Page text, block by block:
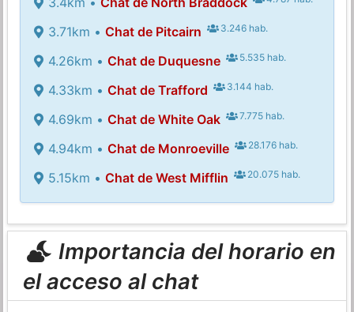
3.71km • Chat de Pitcairn 3.246 hab.
4.26km • Chat de Duquesne 5.535 hab.
4.33km • Chat de Trafford 3.144 hab.
4.69km • Chat de White Oak 7.775 hab.
4.94km • Chat de Monroeville 28.176 hab.
5.15km • Chat de West Mifflin 20.075 hab.
Importancia del horario en
el acceso al chat